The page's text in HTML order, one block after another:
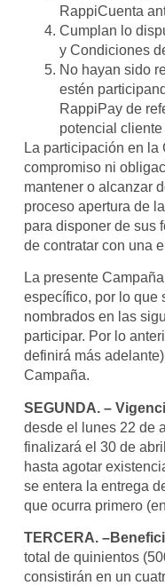
RappiCuenta
Cumplan lo
y Condiciones
No hayan sido
estén
RappiPay de
potencial
La participación en la
compromiso ni
mantener o alcanzar
proceso apertura de
para disponer de sus
de contratar con una
La presente
específico, por lo que
nombrados en las
participar. Por lo
definirá más
Campaña.
SEGUNDA. –
desde el lunes 22 de
finalizará el 30 de
hasta agotar
se entera la entrega
que ocurra primero
TERCERA.
total de quinientos
consistirán en un